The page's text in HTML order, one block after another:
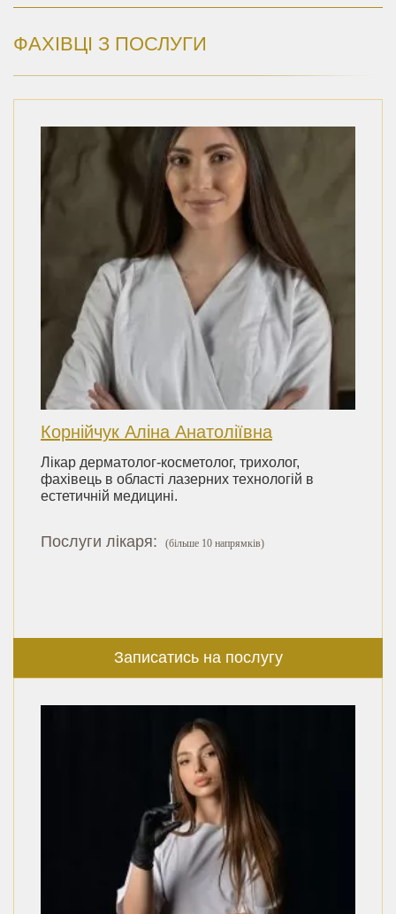
ФАХІВЦІ З ПОСЛУГИ
Корнійчук Аліна Анатоліївна
Лікар дерматолог-косметолог, трихолог,
фахівець в області лазерних технологій в
естетичній медицині.
Послуги лікаря: (більше 10 напрямків)
Записатись на послугу